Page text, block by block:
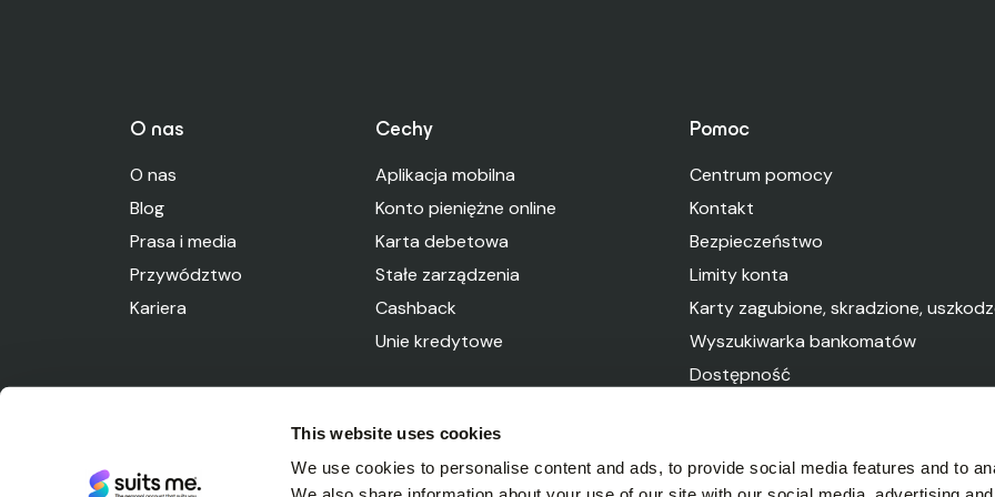
This website uses cookies
We use cookies to personalise content and ads, to provide social media features and to
O nas
O nas
Blog
Prasa i media
Przywództwo
Kariera
Cechy
Aplikacja mobilna
Konto pieniężne online
Karta debetowa
Stałe zarządzenia
Cashback
Unie kredytowe
Pomoc
Centrum pomocy
Kontakt
Bezpieczeństwo
Limity konta
Karty zagubione, skradzione,
Wyszukiwarka bankomatów
Dostępność